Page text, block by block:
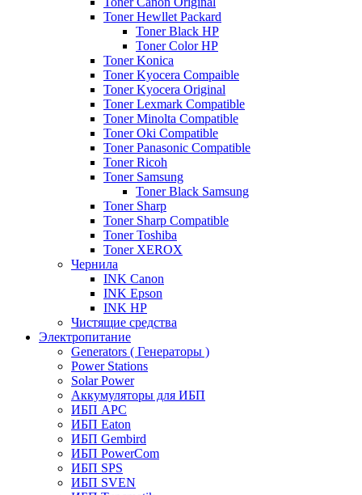
Toner Hewllet Packard
Toner Black HP
Toner Color HP
Toner Konica
Toner Kyocera Compaible
Toner Kyocera Original
Toner Lexmark Compatible
Toner Minolta Compatible
Toner Oki Compatible
Toner Panasonic Compatible
Toner Ricoh
Toner Samsung
Toner Black Samsung
Toner Sharp
Toner Sharp Compatible
Toner Toshiba
Toner XEROX
Чернила
INK Canon
INK Epson
INK HP
Чистящие средства
Электропитание
Generators ( Генераторы )
Power Stations
Solar Power
Аккумуляторы для ИБП
ИБП APC
ИБП Eaton
ИБП Gembird
ИБП PowerCom
ИБП SPS
ИБП SVEN